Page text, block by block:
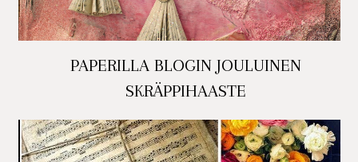
PAPERILLA BLOGIN JOULUINEN
SKRÄPPIHAASTE